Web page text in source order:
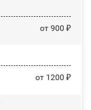
от 900 ₽
от 1200 ₽